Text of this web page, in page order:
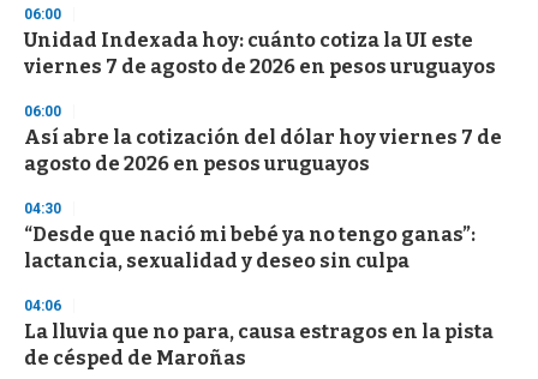
d
s
o
f
3
s
c
n
d
s
06:00
Unidad Indexada hoy: cuánto cotiza la UI este
viernes 7 de agosto de 2026 en pesos uruguayos
06:00
Así abre la cotización del dólar hoy viernes 7 de
agosto de 2026 en pesos uruguayos
04:30
“Desde que nació mi bebé ya no tengo ganas”:
lactancia, sexualidad y deseo sin culpa
04:06
La lluvia que no para, causa estragos en la pista
de césped de Maroñas